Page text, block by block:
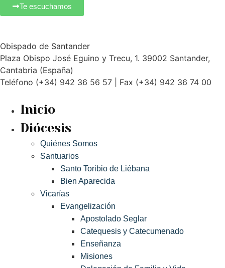
Te escuchamos
Obispado de Santander
Plaza Obispo José Eguino y Trecu, 1. 39002 Santander,
Cantabria (España)
Teléfono (+34) 942 36 56 57 | Fax (+34) 942 36 74 00
Inicio
Diócesis
Quiénes Somos
Santuarios
Santo Toribio de Liébana
Bien Aparecida
Vicarías
Evangelización
Apostolado Seglar
Catequesis y Catecumenado
Enseñanza
Misiones